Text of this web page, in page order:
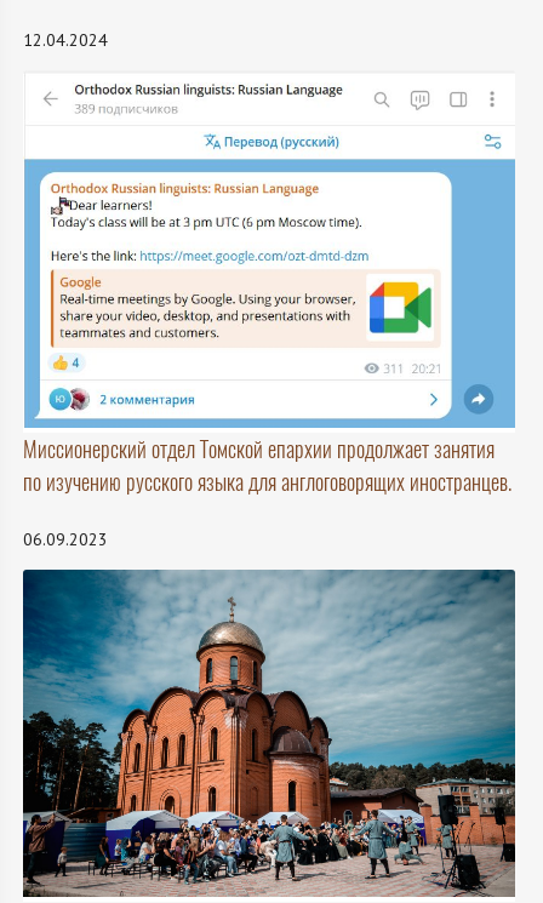
12.04.2024
Миссионерский отдел Томской епархии продолжает занятия
по изучению русского языка для англоговорящих иностранцев.
06.09.2023